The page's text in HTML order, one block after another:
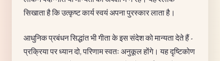
सिखाता है कि उत्कृष्ट कार्य स्वयं अपना पुरस्कार लाता है।
आधुनिक प्रबंधन सिद्धांत भी गीता के इस संदेश को मान्यता देते हैं -
प्रक्रिया पर ध्यान दो, परिणाम स्वतः अनुकूल होंगे। यह दृष्टिकोण